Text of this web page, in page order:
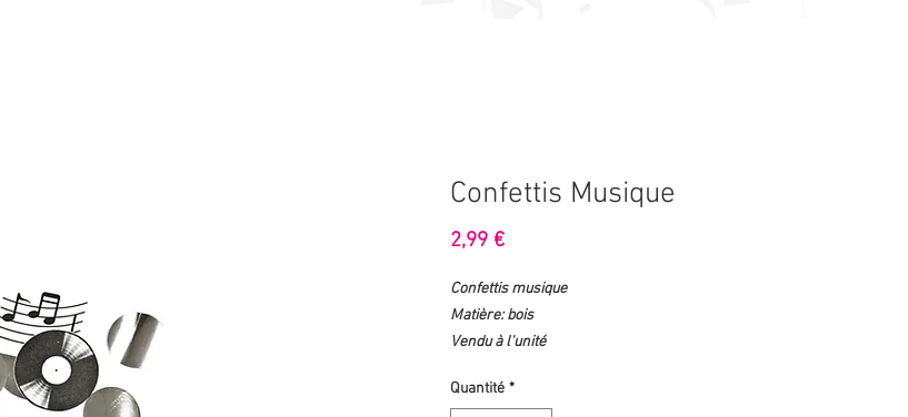
Confettis Musique
2,99 €Prix
Confettis musique
Matière: bois
Vendu à l'unité
Quantité *